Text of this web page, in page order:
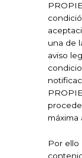
una de
aviso
máxima
Por